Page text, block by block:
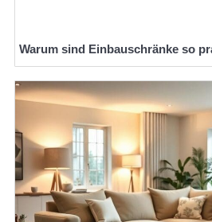
Warum sind Einbauschränke so